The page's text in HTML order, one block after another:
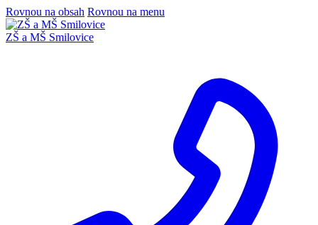
Rovnou na obsah Rovnou na menu
ZŠ a MŠ Smilovice